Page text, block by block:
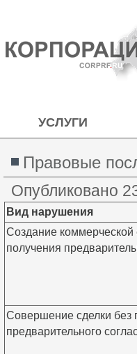
УСЛУГИ
Правовые
Опубликовано
Вид нарушения
Создание коммерческой
получения
Совершение сделки без
предварительного